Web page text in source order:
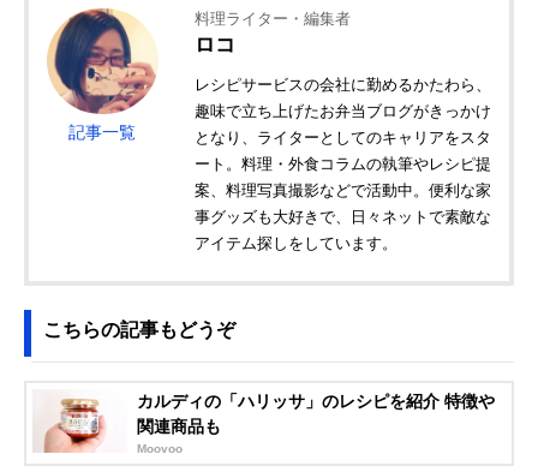
記事一覧
料理ライター・編集者
ロコ
レシピサービスの会社に勤めるかたわら、
趣味で立ち上げたお弁当ブログがきっかけ
となり、ライターとしてのキャリアをスタ
ート。料理・外食コラムの執筆やレシピ提
案、料理写真撮影などで活動中。便利な家
事グッズも大好きで、日々ネットで素敵な
アイテム探しをしています。
こちらの記事もどうぞ
カルディの「ハリッサ」のレシピを紹介 特徴や
関連商品も
Moovoo